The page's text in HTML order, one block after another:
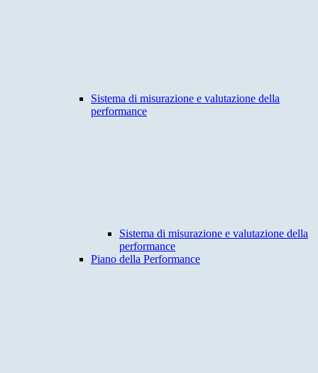
Sistema di misurazione e valutazione della
performance
Sistema di misurazione e valutazione della
performance
Piano della Performance